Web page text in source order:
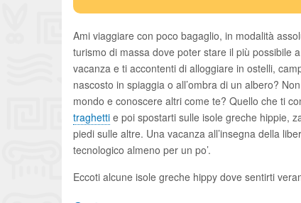
Ami viaggiare con poco bagaglio, in modalità
turismo di massa dove poter stare il più possibile
vacanza e ti accontenti di alloggiare in ostelli,
nascosto in spiaggia o all’ombra di un albero?
mondo e conoscere altri come te? Quello che ti
traghetti e poi spostarti sulle isole greche hippie,
piedi sulle altre. Una vacanza all’insegna della
tecnologico almeno per un po’.
Eccoti alcune isole greche hippy dove sentirti